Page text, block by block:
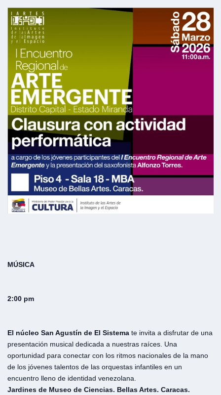
MÚSICA
2:00 pm
El núcleo San Agustín de El Sistema te invita a disfrutar de una
presentación musical dedicada a nuestras raíces. Una
oportunidad para conectar con los ritmos nacionales de la mano
de los jóvenes talentos de las orquestas infantiles en un
encuentro lleno de identidad venezolana.
Jardines de Museo de Ciencias. Bellas Artes. Caracas.